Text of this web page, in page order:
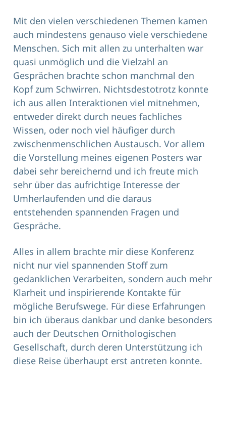
Mit den vielen verschiedenen Themen kamen
auch mindestens genauso viele verschiedene
Menschen. Sich mit allen zu unterhalten war
quasi unmöglich und die Vielzahl an
Gesprächen brachte schon manchmal den
Kopf zum Schwirren. Nichtsdestotrotz konnte
ich aus allen Interaktionen viel mitnehmen,
entweder direkt durch neues fachliches
Wissen, oder noch viel häufiger durch
zwischenmenschlichen Austausch. Vor allem
die Vorstellung meines eigenen Posters war
dabei sehr bereichernd und ich freute mich
sehr über das aufrichtige Interesse der
Umherlaufenden und die daraus
entstehenden spannenden Fragen und
Gespräche.
Alles in allem brachte mir diese Konferenz
nicht nur viel spannenden Stoff zum
gedanklichen Verarbeiten, sondern auch mehr
Klarheit und inspirierende Kontakte für
mögliche Berufswege. Für diese Erfahrungen
bin ich überaus dankbar und danke besonders
auch der Deutschen Ornithologischen
Gesellschaft, durch deren Unterstützung ich
diese Reise überhaupt erst antreten konnte.